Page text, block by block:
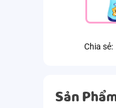
Chia sẻ:
Sản